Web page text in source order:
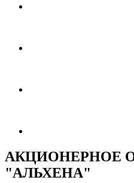
АКЦИОНЕРНОЕ
"АЛЬХЕНА"